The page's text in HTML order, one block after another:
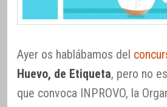
Ayer os hablábamos del
Huevo, de Etiqueta, pero no
que convoca INPROVO, la